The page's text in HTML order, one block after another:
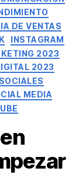
DE VENTAS
INSTAGRAM
2023
2023
MEDIA